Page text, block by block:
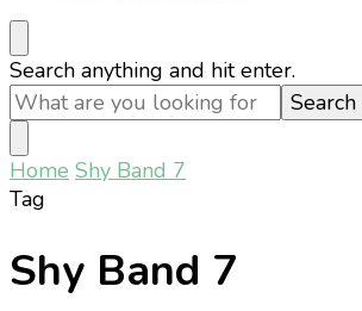
Looking
for
Something?
Search anything and hit enter.
Home Shy Band 7
Tag
Shy Band 7